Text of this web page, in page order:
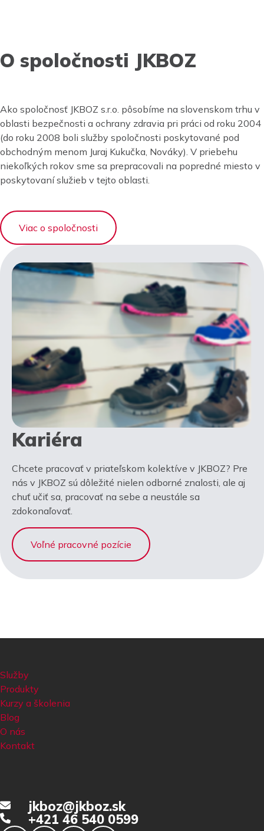
O spoločnosti JKBOZ
Ako spoločnosť JKBOZ s.r.o. pôsobíme na slovenskom trhu v
oblasti bezpečnosti a ochrany zdravia pri práci od roku 2004
(do roku 2008 boli služby spoločnosti poskytované pod
obchodným menom Juraj Kukučka, Nováky). V priebehu
niekoľkých rokov sme sa prepracovali na popredné miesto v
poskytovaní služieb v tejto oblasti.
Viac o spoločnosti
Kariéra
Chcete pracovať v priateľskom kolektíve v JKBOZ? Pre
nás v JKBOZ sú dôležité nielen odborné znalosti, ale aj
chuť učiť sa, pracovať na sebe a neustále sa
zdokonaľovať.
Voľné pracovné pozície
Služby
Produkty
Kurzy a školenia
Blog
O nás
Kontakt
jkboz@jkboz.sk
+421 46 540 0599